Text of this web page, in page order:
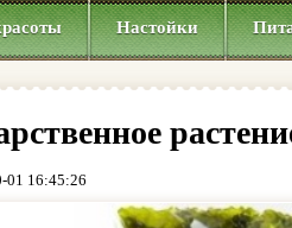
Настойки
01 16:45:26